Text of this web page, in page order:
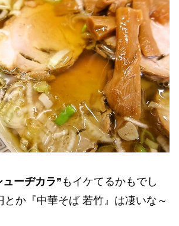
ューヂカラ” もイケてるかもでし
とか『中華そば 若竹』は凄いな～